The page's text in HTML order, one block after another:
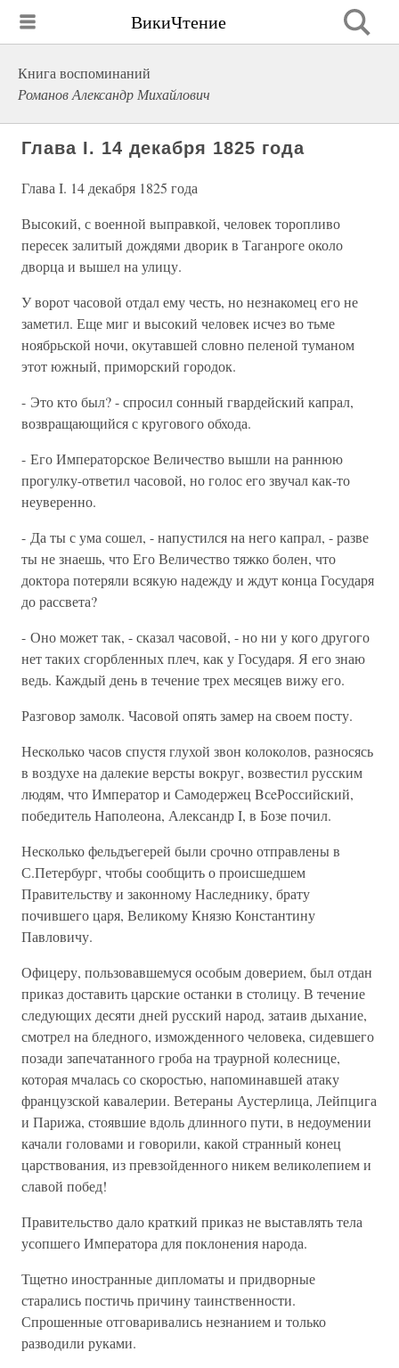
ВикиЧтение
Книга воспоминаний
Романов Александр Михайлович
Глава I. 14 декабря 1825 года
Глава I. 14 декабря 1825 года
Высокий, с военной выправкой, человек торопливо
пересек залитый дождями дворик в Таганроге около
дворца и вышел на улицу.
У ворот часовой отдал ему честь, но незнакомец его не
заметил. Еще миг и высокий человек исчез во тьме
ноябрьской ночи, окутавшей словно пеленой туманом
этот южный, приморский городок.
- Это кто был? - спросил сонный гвардейский капрал,
возвращающийся с кругового обхода.
- Его Императорское Величество вышли на раннюю
прогулку-ответил часовой, но голос его звучал как-то
неуверенно.
- Да ты с ума сошел, - напустился на него капрал, - разве
ты не знаешь, что Его Величество тяжко болен, что
доктора потеряли всякую надежду и ждут конца Государя
до рассвета?
- Оно может так, - сказал часовой, - но ни у кого другого
нет таких сгорбленных плеч, как у Государя. Я его знаю
ведь. Каждый день в течение трех месяцев вижу его.
Разговор замолк. Часовой опять замер на своем посту.
Несколько часов спустя глухой звон колоколов, разносясь
в воздухе на далекие версты вокруг, возвестил русским
людям, что Император и Самодержец BсeРоссийский,
победитель Наполеона, Александр I, в Бозе почил.
Несколько фельдъегерей были срочно отправлены в
С.Петербург, чтобы сообщить о происшедшем
Правительству и законному Наследнику, брату
почившего царя, Великому Князю Константину
Павловичу.
Офицеру, пользовавшемуся особым доверием, был отдан
приказ доставить царские останки в столицу. В течение
следующих десяти дней русский народ, затаив дыхание,
смотрел на бледного, изможденного человека, сидевшего
позади запечатанного гроба на траурной колеснице,
которая мчалась со скоростью, напоминавшей атаку
французской кавалерии. Ветераны Аустерлица, Лейпцига
и Парижа, стоявшие вдоль длинного пути, в недоумении
качали головами и говорили, какой странный конец
царствования, из превзойденного никем великолепием и
славой побед!
Правительство дало краткий приказ не выставлять тела
усопшего Императора для поклонения народа.
Тщетно иностранные дипломаты и придворные
старались постичь причину таинственности.
Спрошенные отговаривались незнанием и только
разводили руками.